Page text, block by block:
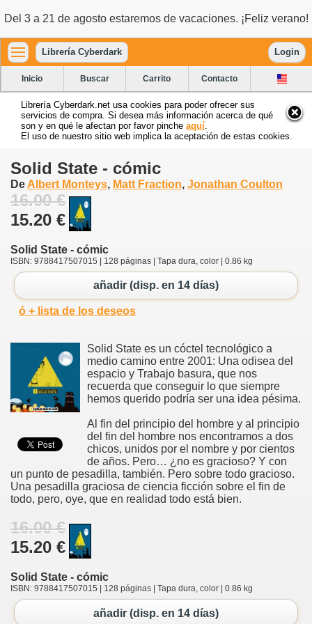
Del 3 a 21 de agosto estaremos de vacaciones. ¡Feliz verano!
Librería Cyberdark Login
Inicio Buscar Carrito Contacto
Librería Cyberdark.net usa cookies para poder ofrecer sus
servicios de compra. Si desea más información acerca de qué
son y en qué le afectan por favor pinche aquí
El uso de nuestro sitio web implica la aceptación de estas cookies.
Solid State - cómic
De Albert Monteys, Matt Fraction, Jonathan Coulton
16.00 €
15.20 €
Solid State - cómic
ISBN: 9788417507015 | 128 páginas | Tapa dura, color | 0.86 kg
añadir (disp. en 14 días)
ó + lista de los deseos
Solid State es un cóctel tecnológico a
medio camino entre 2001: Una odisea del
espacio y Trabajo basura, que nos
recuerda que conseguir lo que siempre
hemos querido podría ser una idea pésima.
Al fin del principio del hombre y al principio
del fin del hombre nos encontramos a dos
chicos, unidos por el nombre y por cientos
de años. Pero… ¿no es gracioso? Y con
un punto de pesadilla, también. Pero sobre todo gracioso.
Una pesadilla graciosa de ciencia ficción sobre el fin de
todo, pero, oye, que en realidad todo está bien.
16.00 €
15.20 €
Solid State - cómic
ISBN: 9788417507015 | 128 páginas | Tapa dura, color | 0.86 kg
añadir (disp. en 14 días)